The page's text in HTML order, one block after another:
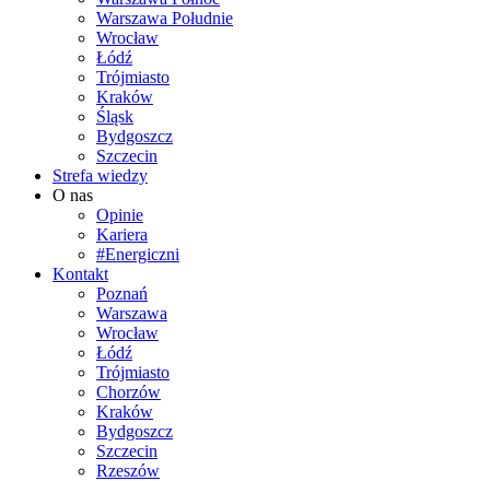
Warszawa Południe
Wrocław
Łódź
Trójmiasto
Kraków
Śląsk
Bydgoszcz
Szczecin
Strefa wiedzy
O nas
Opinie
Kariera
#Energiczni
Kontakt
Poznań
Warszawa
Wrocław
Łódź
Trójmiasto
Chorzów
Kraków
Bydgoszcz
Szczecin
Rzeszów